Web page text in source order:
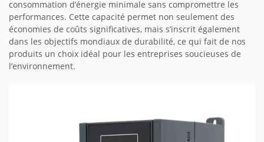
consommation d’énergie minimale sans compromettre les
performances. Cette capacité permet non seulement des
économies de coûts significatives, mais s’inscrit également
dans les objectifs mondiaux de durabilité, ce qui fait de nos
produits un choix idéal pour les entreprises soucieuses de
l’environnement.